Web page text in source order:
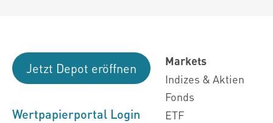
Jetzt Depot eröffnen
Wertpapierportal Login
Markets
Indizes & Aktien
Fonds
ETF